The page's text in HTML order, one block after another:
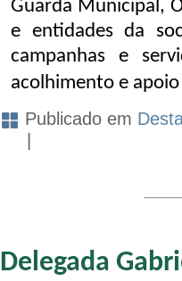
Guarda Municipal,
e entidades da
campanhas e
acolhimento e
Publicado em
Delegada